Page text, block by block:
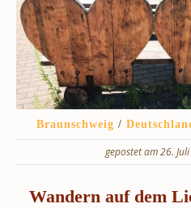
Braunschweig /
gepostet am 26.
Wandern auf dem